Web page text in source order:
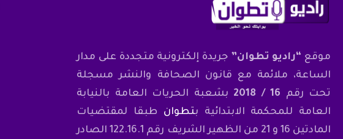
موقع “راديو تطوان” جريدة إلكترونية متجددة على مدار
الساعة، ملائمة مع قانون الصحافة والنشر مسجلة
تحت رقم 16 / 2018
بشعبة الحريات العامة بالنيابة
العامة للمحكمة الابتدائية بتطوان طبقا لمقتضيات
المادتين 16 و 21 من الظهير الشريف رقم 122.16.1 الصادر